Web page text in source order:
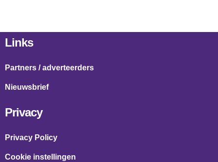
Links
Partners / adverteerders
Nieuwsbrief
Privacy
Privacy Policy
Cookie instellingen